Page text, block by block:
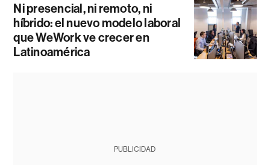
Ni presencial, ni remoto, ni
híbrido: el nuevo modelo laboral
que WeWork ve crecer en
Latinoamérica
PUBLICIDAD